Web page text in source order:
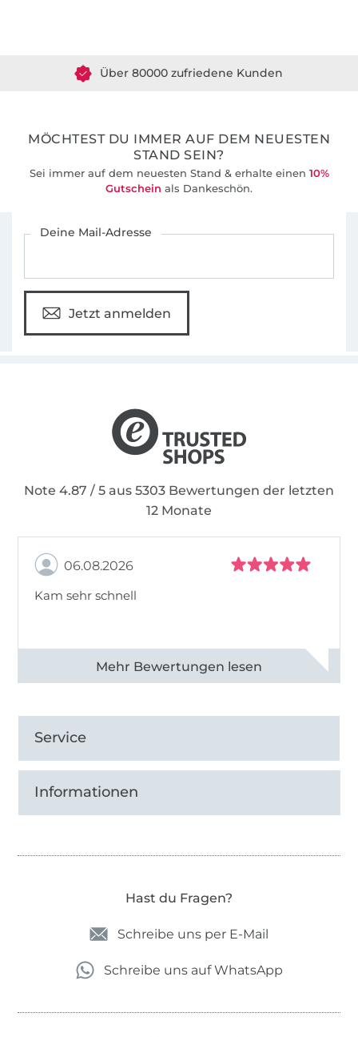
MÖCHTEST DU IMMER AUF DEM NEUESTEN
STAND SEIN?
Sei immer auf dem neuesten Stand & erhalte einen 10%
Gutschein als Dankeschön.
Deine Mail-Adresse
Jetzt anmelden
Note 4.87 / 5 aus 5303 Bewertungen der letzten
12 Monate
06.08.2026
Kam sehr schnell
Alle 82950 Bewertungen ansehen
Service
Informationen
Hast du Fragen?
Schreibe uns per E-Mail
Schreibe uns auf WhatsApp